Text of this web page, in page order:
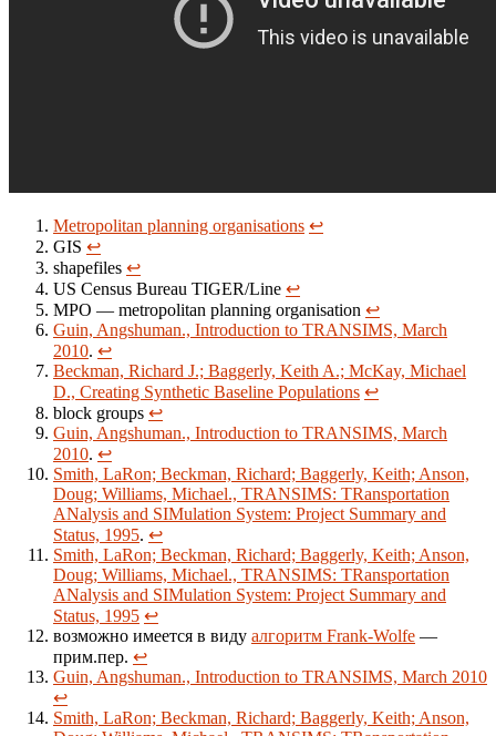
Metropolitan planning organisations ↩
GIS ↩
shapefiles ↩
US Census Bureau TIGER/Line ↩
MPO — metropolitan planning organisation ↩
Guin, Angshuman., Introduction to TRANSIMS, March
2010. ↩
Beckman, Richard J.; Baggerly, Keith A.; McKay, Michael
D., Creating Synthetic Baseline Populations ↩
block groups ↩
Guin, Angshuman., Introduction to TRANSIMS, March
2010. ↩
Smith, LaRon; Beckman, Richard; Baggerly, Keith; Anson,
Doug; Williams, Michael., TRANSIMS: TRansportation
ANalysis and SIMulation System: Project Summary and
Status, 1995. ↩
Smith, LaRon; Beckman, Richard; Baggerly, Keith; Anson,
Doug; Williams, Michael., TRANSIMS: TRansportation
ANalysis and SIMulation System: Project Summary and
Status, 1995 ↩
возможно имеется в виду алгоритм Frank-Wolfe —
прим.пер. ↩
Guin, Angshuman., Introduction to TRANSIMS, March 2010
↩
Smith, LaRon; Beckman, Richard; Baggerly, Keith; Anson,